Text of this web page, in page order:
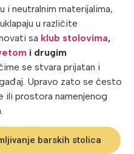
i neutralnim materijalima,
u različite
sa klub stolovima,
i drugim
se stvara prijatan i
Upravo zato se često
ili prostora namenjenog
barskih stolica